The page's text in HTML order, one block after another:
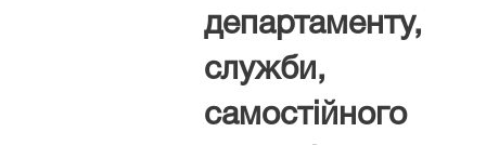
департаменту,
служби,
самостійного